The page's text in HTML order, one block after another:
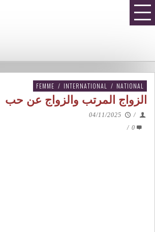
FEMME / INTERNATIONAL / NATIONAL
الزواج المرتب والزواج عن حب
/
04/11/2025
0
/